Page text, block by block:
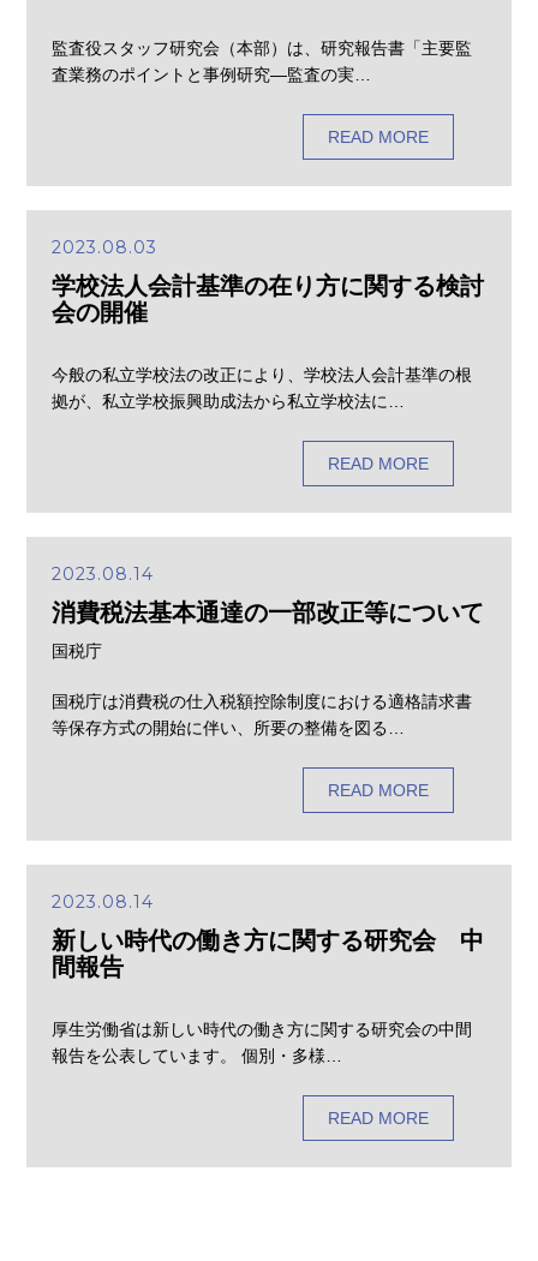
監査役スタッフ研究会（本部）は、研究報告書「主要監
査業務のポイントと事例研究―監査の実…
READ MORE
2023.08.03
学校法人会計基準の在り方に関する検討
会の開催
今般の私立学校法の改正により、学校法人会計基準の根
拠が、私立学校振興助成法から私立学校法に…
READ MORE
2023.08.14
消費税法基本通達の一部改正等について
国税庁
国税庁は消費税の仕入税額控除制度における適格請求書
等保存方式の開始に伴い、所要の整備を図る…
READ MORE
2023.08.14
新しい時代の働き方に関する研究会 中
間報告
厚生労働省は新しい時代の働き方に関する研究会の中間
報告を公表しています。 個別・多様…
READ MORE